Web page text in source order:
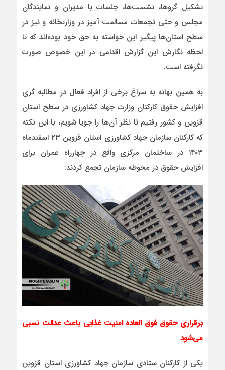
تشکیل گروها، نشست‌ها، جلسات با مدیران و نمایندگان
مجلس و حتی تجمعات مسالمت آمیز در وزارتخانه و نیز در
سطح استان‌ها پیگیر این خواسته به حق خود بوده‌اند که تا
لحظه نگارش این گزارش اقدامی در این خصوص صورت
نگرفته است.
به همین بهانه به سراغ برخی از افراد فعال در مطالبه گری
افزایش حقوق کارکنان وزارت جهاد کشاورزی در سطح استان
قزوین و کشور رفتیم تا نظر آن‌ها را جویا شویم، با این نکته
که کارکنان سازمان جهاد کشاورزی استان قزوین ۲۳ اسفندماه
۱۴۰۳ در ساختمان مرکزی واقع در چهارراه عمران برای
افزایش حقوق در محوطه سازمان تجمع کردند:
برقراری حقوق فوق العاده امنیت غذایی باعث عدالت نسبی
می‌شود
یکی از کارکنان ستادی سازمان جهاد کشاورزی استان قزوین